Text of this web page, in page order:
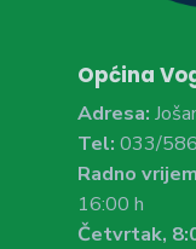
Općina
Adresa:
Tel: 033/
Radno
16:00 h
Četvrtak,